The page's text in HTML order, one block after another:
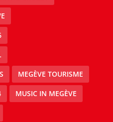
MEGÈVE TOURISME
MUSIC IN MEGÈVE